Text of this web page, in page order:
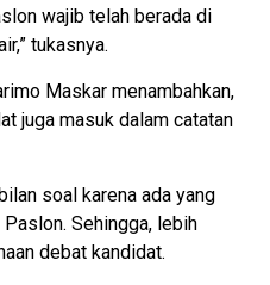
wajib telah berada di
tukasnya.
Maskar menambahkan,
juga masuk dalam catatan
soal karena ada yang
Sehingga, lebih
debat kandidat.